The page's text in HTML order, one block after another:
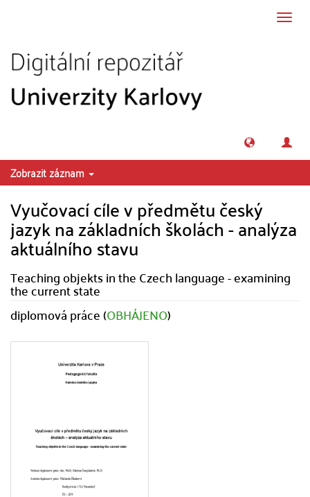
Zobrazit záznam
Vyučovací cíle v předmětu český
jazyk na základních školách - analýza
aktuálního stavu
Teaching objekts in the Czech language - examining
the current state
diplomová práce (OBHÁJENO)